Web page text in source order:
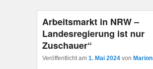
Arbeitsmarkt in NRW –
Landesregierung ist nur
Zuschauer“
Veröffentlicht am 1. Mai 2024 von Marion